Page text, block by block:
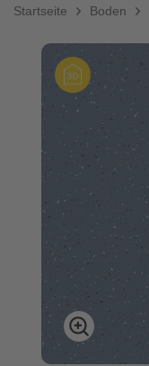
Startseite Boden